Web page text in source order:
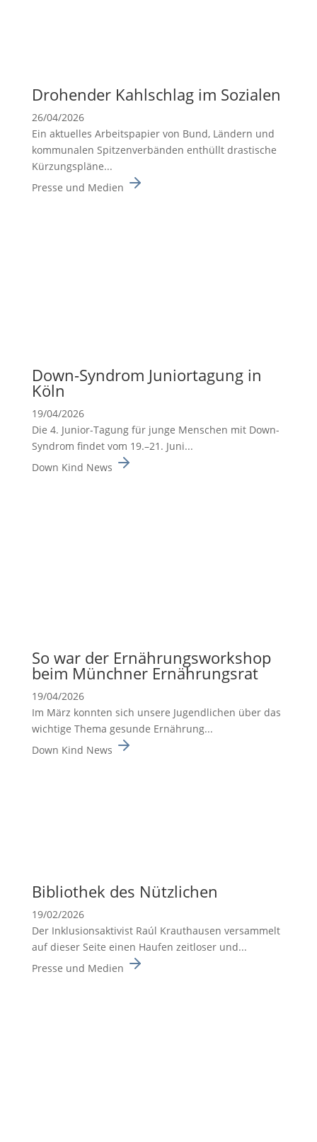
Drohender Kahlschlag im Sozialen
26/04/2026
Ein aktuelles Arbeits­pa­pier von Bund, Ländern und
kommu­nalen Spitzen­ver­bänden enthüllt drasti­sche
Kürzungs­pläne...
Presse und Medien
Down-Syndrom Junior­ta­gung in
Köln
19/04/2026
Die 4. Junior-Tagung für junge Menschen mit Down-
Syndrom findet vom 19.–21. Juni...
Down Kind News
So war der Ernäh­rungs­work­shop
beim Münchner Ernäh­rungsrat
19/04/2026
Im März konnten sich unsere Jugend­li­chen über das
wichtige Thema gesunde Ernäh­rung...
Down Kind News
Biblio­thek des Nützli­chen
19/02/2026
Der Inklusionsaktivist Raúl Krauthausen versammelt
auf dieser Seite einen Haufen zeitloser und...
Presse und Medien